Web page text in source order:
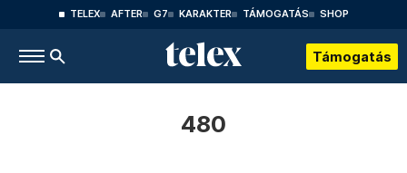
TELEX AFTER G7 KARAKTER TÁMOGATÁS SHOP
Támogatás
480